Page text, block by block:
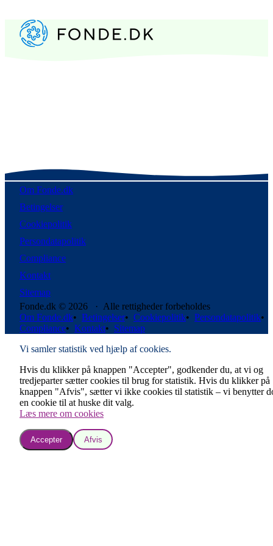
Om Fonde.dk
Betingelser
Cookiepolitik
Persondatapolitik
Compliance
Kontakt
Sitemap
Fonde.dk © 2026 · Alle rettigheder forbeholdes
Om Fonde.dk• Betingelser• Cookiepolitik• Persondatapolitik•
Compliance• Kontakt• Sitemap
Vi samler statistik ved hjælp af cookies.
Hvis du klikker på knappen "Accepter", godkender du, at vi og
tredjeparter sætter cookies til brug for statistik. Hvis du klikker på
knappen "Afvis", sætter vi ikke cookies til statistik – vi benytter
en cookie til at huske dit valg.
Læs mere om cookies
Accepter Afvis